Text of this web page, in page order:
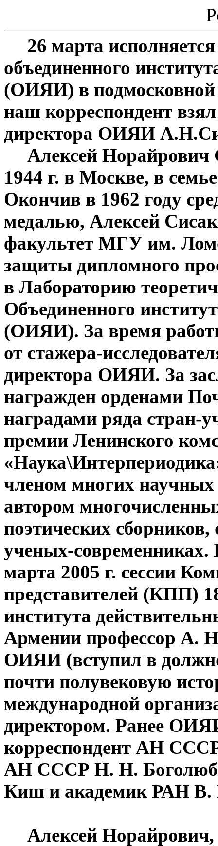
26 марта
объединенного
(ОИЯИ) в подмосковной
наш корреспондент
директора ОИЯИ
Алексей Норайрович
1944 г. в Москве, в
Окончив в 1962 году
медалью, Алексей
факультет МГУ им.
защиты дипломного
в Лабораторию
Объединенного
(ОИЯИ). За время
от стажера-
директора ОИЯИ. За
награжден орденами
наградами ряда стран-
премии Ленинского
членом многих
автором
поэтических
ученых-
марта 2005 г. сессии
представителей (КПП)
института
Армении профессор А.
ОИЯИ (вступил в
почти полувековую
международной
директором. Ранее
корреспондент АН
АН СССР Н. Н.
Киш и академик РАН В.
Алексей